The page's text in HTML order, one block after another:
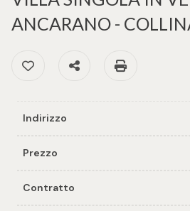
ANCARANO -
Preferiti: Cod. 27304
Condividi
Indirizzo
Prezzo
Contratto
un
Provincia
Tipologia